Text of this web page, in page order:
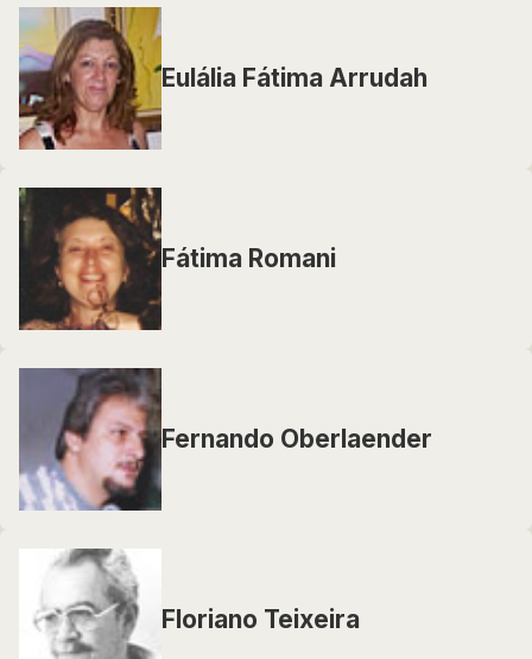
Eulália Fátima Arrudah
Fátima Romani
Fernando Oberlaender
Floriano Teixeira